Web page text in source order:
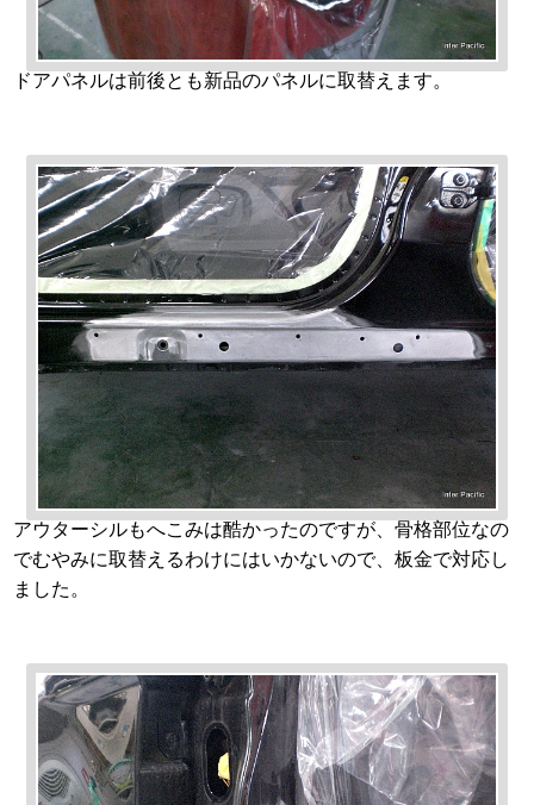
ドアパネルは前後とも新品のパネルに取替えます。
アウターシルもへこみは酷かったのですが、骨格部位なの
でむやみに取替えるわけにはいかないので、板金で対応し
ました。